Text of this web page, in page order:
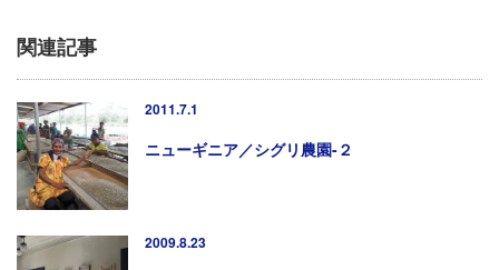
関連記事
2011.7.1
ニューギニア／シグリ農園-２
2009.8.23